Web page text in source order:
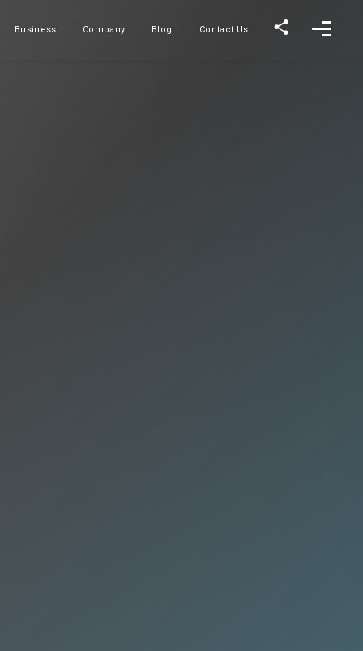
Business
事業内容 Company
会社概要 Blog
ブログ Contact Us
お問い合わせ